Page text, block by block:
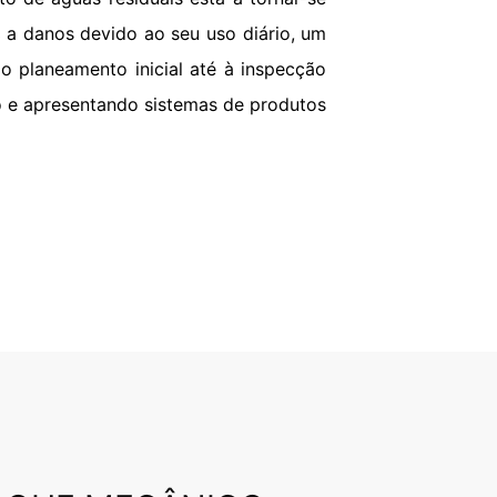
danos devido ao seu uso diário, um
planeamento inicial até à inspecção
apresentando sistemas de produtos
ENVIAR